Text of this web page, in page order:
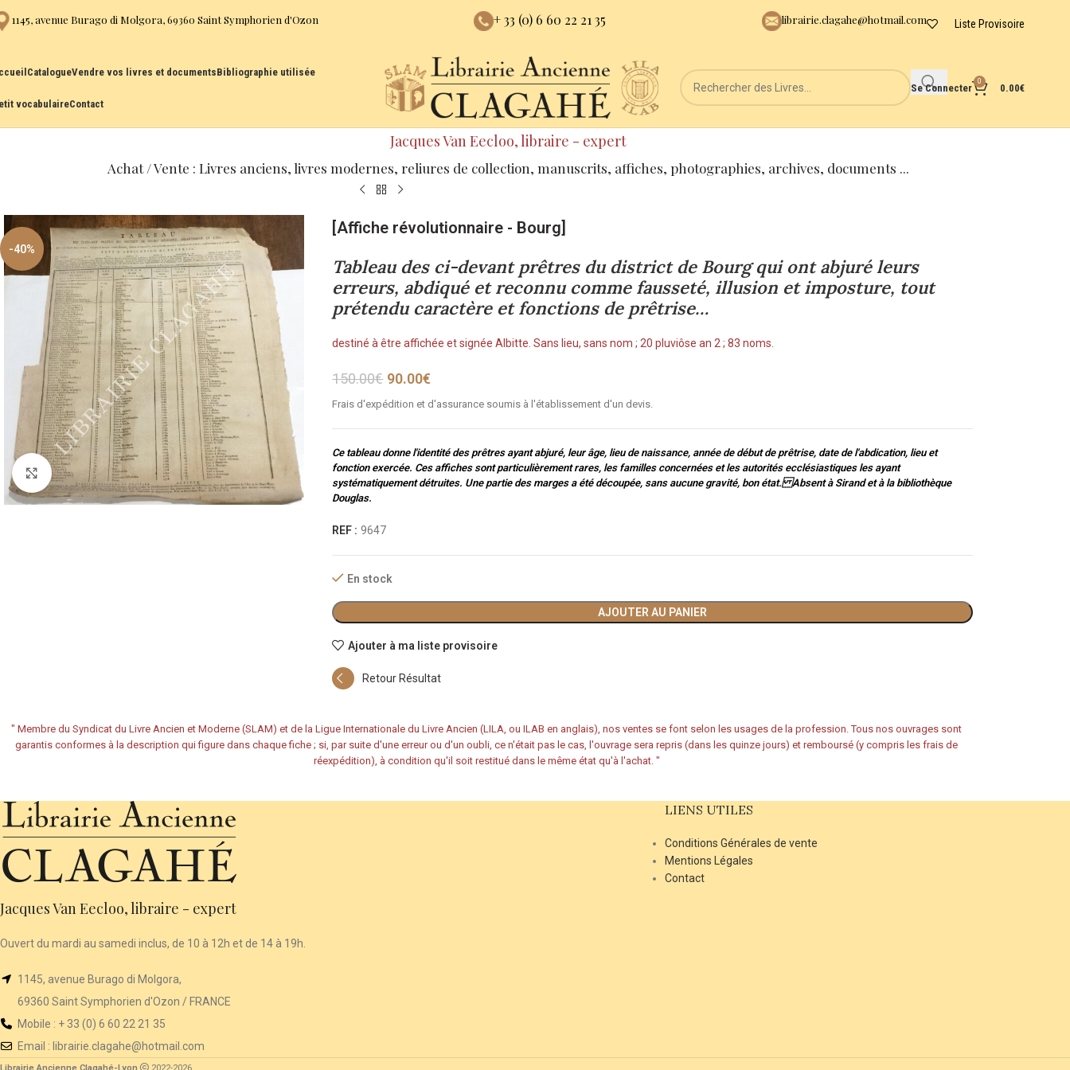
1145, avenue Burago di Molgora, 69360 Saint Symphorien d'Ozon + 33 (0) 6 60 22 21 35 librairie.clagahe@hotmail.com Liste Provisoire
CatalogueVendre vos livres et documentsBibliographie utilisée
vocabulaireContact
Se Connecter
0
0.00€
Jacques Van Eecloo, libraire - expert
Achat / Vente : Livres anciens, livres modernes, reliures de collection, manuscrits, affiches, photographies, archives, documents ...
-40%
Cliquez pour agrandir
[Affiche révolutionnaire - Bourg]
Tableau des ci-devant prêtres du district de Bourg qui ont abjuré leurs
erreurs, abdiqué et reconnu comme fausseté, illusion et imposture, tout
prétendu caractère et fonctions de prêtrise…
destiné à être affichée et signée Albitte. Sans lieu, sans nom ; 20 pluviôse an 2 ; 83 noms.
150.00€ 90.00€
Frais d'expédition et d'assurance soumis à l'établissement d'un devis.
Ce tableau donne l'identité des prêtres ayant abjuré, leur âge, lieu de naissance, année de début de prêtrise, date de l'abdication, lieu et
fonction exercée. Ces affiches sont particulièrement rares, les familles concernées et les autorités ecclésiastiques les ayant
systématiquement détruites. Une partie des marges a été découpée, sans aucune gravité, bon état. Absent à Sirand et à la bibliothèque
Douglas.
REF : 9647
En stock
AJOUTER AU PANIER
Ajouter à ma liste provisoire
Retour Résultat
" Membre du Syndicat du Livre Ancien et Moderne (SLAM) et de la Ligue Internationale du Livre Ancien (LILA, ou ILAB en anglais), nos ventes se font selon les usages de la profession. Tous nos ouvrages sont
garantis conformes à la description qui figure dans chaque fiche ; si, par suite d'une erreur ou d'un oubli, ce n'était pas le cas, l'ouvrage sera repris (dans les quinze jours) et remboursé (y compris les frais de
réexpédition), à condition qu'il soit restitué dans le même état qu'à l'achat. "
Jacques Van Eecloo, libraire - expert
Ouvert du mardi au samedi inclus, de 10 à 12h et de 14 à 19h.
1145, avenue Burago di Molgora,
69360 Saint Symphorien d'Ozon / FRANCE
Mobile : + 33 (0) 6 60 22 21 35
Email : librairie .clagahe@hotmail.com
LIENS UTILES
Conditions Générales de vente
Mentions Légales
Contact